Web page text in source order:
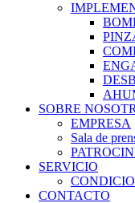
SOBRE
EMPRESA
Sala de
SERVICIO
CONTACTO